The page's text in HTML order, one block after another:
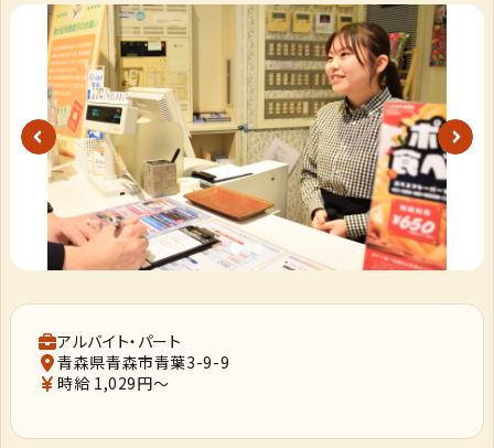
アルバイト・パート
青森県青森市青葉3-9-9
時給 1,029円～